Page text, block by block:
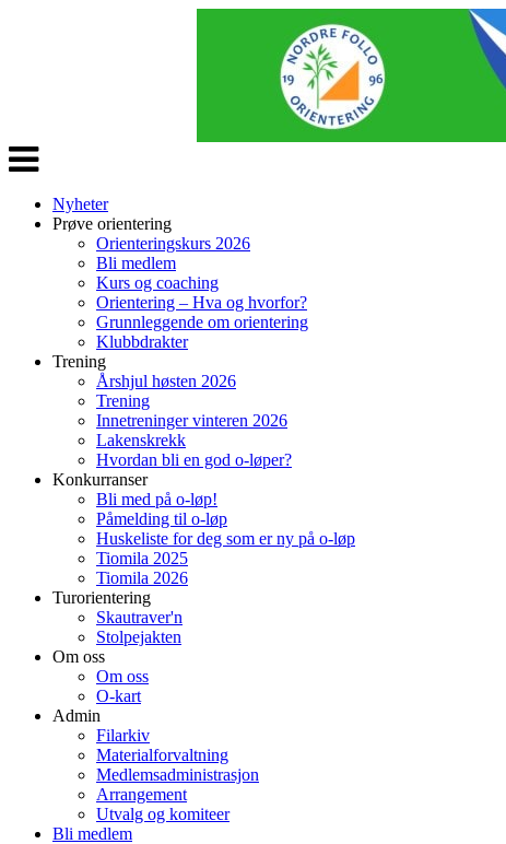
Veksle
navigasjon
Nyheter
Prøve orientering
Orienteringskurs 2026
Bli medlem
Kurs og coaching
Orientering – Hva og hvorfor?
Grunnleggende om orientering
Klubbdrakter
Trening
Årshjul høsten 2026
Trening
Innetreninger vinteren 2026
Lakenskrekk
Hvordan bli en god o-løper?
Konkurranser
Bli med på o-løp!
Påmelding til o-løp
Huskeliste for deg som er ny på o-løp
Tiomila 2025
Tiomila 2026
Turorientering
Skautraver'n
Stolpejakten
Om oss
Om oss
O-kart
Admin
Filarkiv
Materialforvaltning
Medlemsadministrasjon
Arrangement
Utvalg og komiteer
Bli medlem